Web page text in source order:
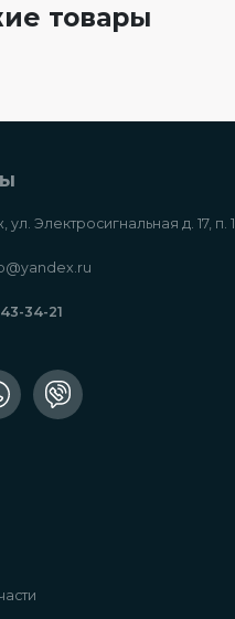
товары
Электросигнальная д. 17, п. 1
34-21